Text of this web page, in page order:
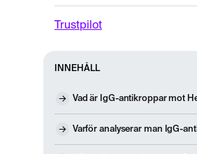
Trustpilot
INNEHÅLL
Vad är IgG-antikroppar mot
Varför analyserar man IgG-